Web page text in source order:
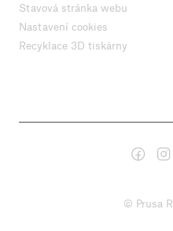
Stavová stránka webu
Nastavení cookies
Recyklace 3D tiskárny
© Prusa